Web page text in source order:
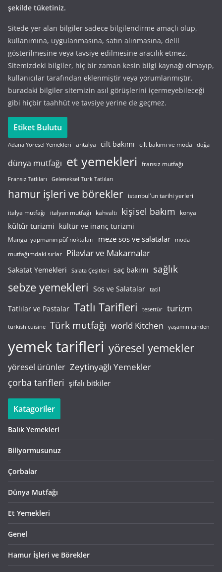
şekilde tüketiniz.
Sitede yer alan bilgiler sadece bilgilendirme amaçlı olup,
kullanımına, uygulanmasına, satın alınmasına, delil
gösterilmesine veya tavsiye edilmesine aracılık etmez.
Sitemizdeki bilgiler, hiç bir zaman kesin bilgi kaynağı olmayıp,
kullanıcılar tarafından eklenmiştir veya yorumlanmıştır.
buradaki bilgiler sitemizin asıl görüşlerini içermeyebileceği
gibi hiçbir taahhüt ve tavsiye yerine de geçmez.
Etiket Bulutu
Adana Yöresel Yemekleri antalya cilt bakımı cilt bakımı ve moda doğa
dünya mutfağı et yemekleri fransız mutfağı
Fransız Tatlıları Geleneksel Türk Tatlıları
hamur işleri ve börekler istanbul'un tarihi yerleri
italya mutfağı italyan mutfağı kahvaltı kişisel bakım konya
kültür turizmi kültür ve inanç turizmi
Mangal yapmanın püf noktaları meze sos ve salatalar moda
mutfağımdaki sırlar Pilavlar ve Makarnalar
Sakatat Yemekleri Salata Çeşitleri saç bakımı sağlık
sebze yemekleri Sos ve Salatalar tatil
Tatlılar ve Pastalar Tatlı Tarifleri tesettür turizm
turkish cuisine Türk mutfağı world Kitchen yaşamın içinden
yemek tarifleri yöresel yemekler
yöresel ürünler Zeytinyağlı Yemekler
çorba tarifleri şifalı bitkiler
Katagoriler
Balık Yemekleri
Biliyormusunuz
Çorbalar
Dünya Mutfağı
Et Yemekleri
Genel
Hamur İşleri ve Börekler